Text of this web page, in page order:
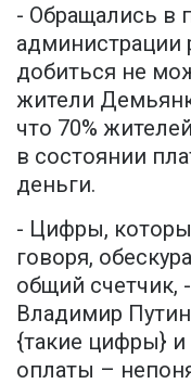
- Обращались в
администрации
добиться не
жители
что 70%
в состоянии
деньги.
- Цифры,
говоря,
общий счетчик,
Владимир
{такие цифры} и
оплаты –